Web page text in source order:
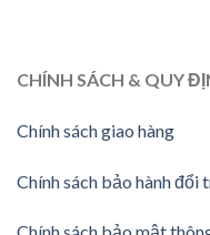
CHÍNH SÁCH & QUY
Chính sách giao hàng
Chính sách bảo hành đổi